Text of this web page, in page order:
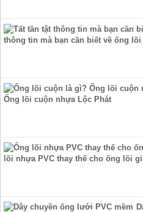
thông tin mà bạn cần biết về ống
Ống lõi cuộn nhựa Lộc Phát
lõi nhựa PVC thay thế cho ống lõi